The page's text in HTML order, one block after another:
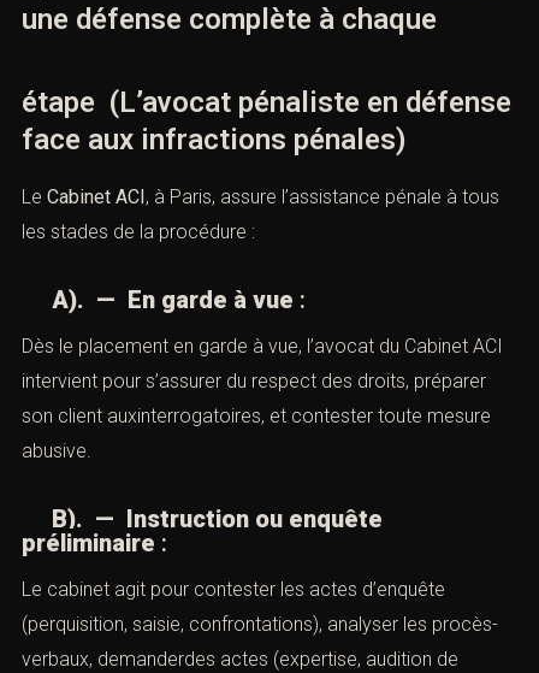
une défense complète à chaque
étape (L’avocat pénaliste en défense
face aux infractions pénales)
Le Cabinet ACI, à Paris, assure l’assistance pénale à tous
les stades de la procédure :
A). — En garde à vue :
Dès le placement en garde à vue, l’avocat du Cabinet ACI
intervient pour s’assurer du respect des droits, préparer
son client auxinterrogatoires, et contester toute mesure
abusive.
B). — Instruction ou enquête
préliminaire :
Le cabinet agit pour contester les actes d’enquête
(perquisition, saisie, confrontations), analyser les procès-
verbaux, demanderdes actes (expertise, audition de